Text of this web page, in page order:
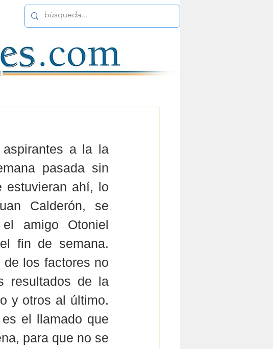
a la la
pasada sin
estuvieran ahí, lo
Calderón, se
amigo Otoniel
fin de semana.
los factores no
resultados de la
y otros al último.
el llamado que
para que no se